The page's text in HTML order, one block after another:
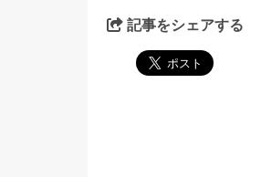
記事をシェアする